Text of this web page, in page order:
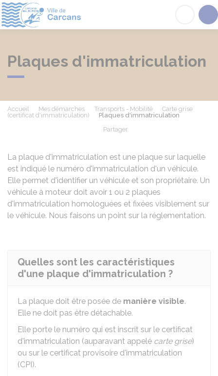
Plaques d'immatriculation
Accueil Mes démarches Transports - Mobilité
Carte grise
(certificat d'immatriculation)
Plaques d'immatriculation
Partager
La plaque d'immatriculation est une plaque sur laquelle
est indiqué le numéro d'immatriculation d'un véhicule.
Elle permet d'identifier un véhicule et son propriétaire. Un
véhicule à moteur doit avoir 1 ou 2 plaques
d'immatriculation homologuées et fixées visiblement sur
le véhicule. Nous faisons un point sur la réglementation.
Quelles sont les caractéristiques
d'une plaque d'immatriculation ?
La plaque doit être posée de manière visible.
Elle ne doit pas être détachable.
Elle porte le numéro qui est inscrit sur le certificat
d'immatriculation (auparavant appelé carte grise)
ou sur le certificat provisoire d'immatriculation
(CPI).